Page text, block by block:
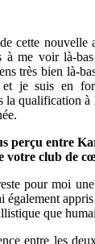
cette nouvelle
à me voir là-
très bien là-
je suis en
la qualification
perçu entre
votre club de
pour moi
également
que
entre les